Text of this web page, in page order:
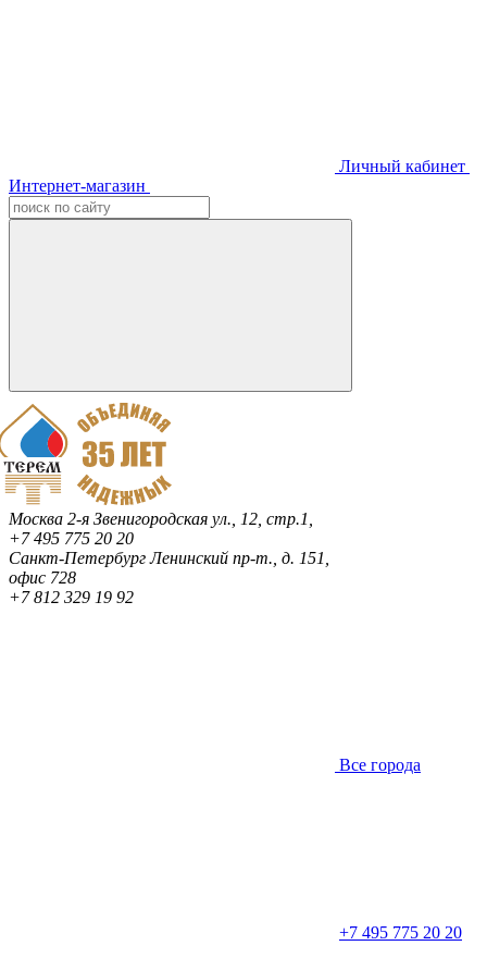
Личный кабинет
Интернет-магазин
Москва 2-я Звенигородская ул., 12, стр.1,
+7 495 775 20 20
Санкт-ПетербургЛенинский пр-т., д. 151,
офис 728
+7 812 329 19 92
Все города
+7 495 775 20 20